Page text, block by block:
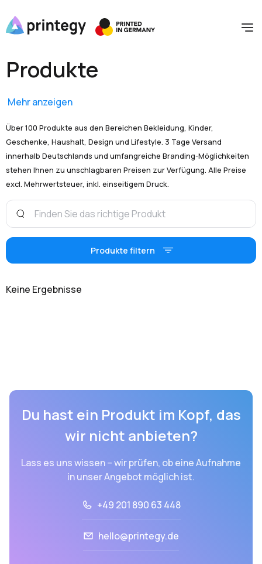
Produkte
Mehr anzeigen
Über 100 Produkte aus den Bereichen Bekleidung, Kinder,
Geschenke, Haushalt, Design und Lifestyle. 3 Tage Versand
innerhalb Deutschlands und umfangreiche Branding-Möglichkeiten
stehen Ihnen zu unschlagbaren Preisen zur Verfügung. Alle Preise
excl. Mehrwertsteuer, inkl. einseitigem Druck.
Produkte filtern
Keine Ergebnisse
Du hast ein Produkt im Kopf, das
wir nicht anbieten?
Lass es uns wissen – wir prüfen, ob eine Aufnahme
in unser Angebot möglich ist.
+49 201 890 63 448
hello@printegy.de